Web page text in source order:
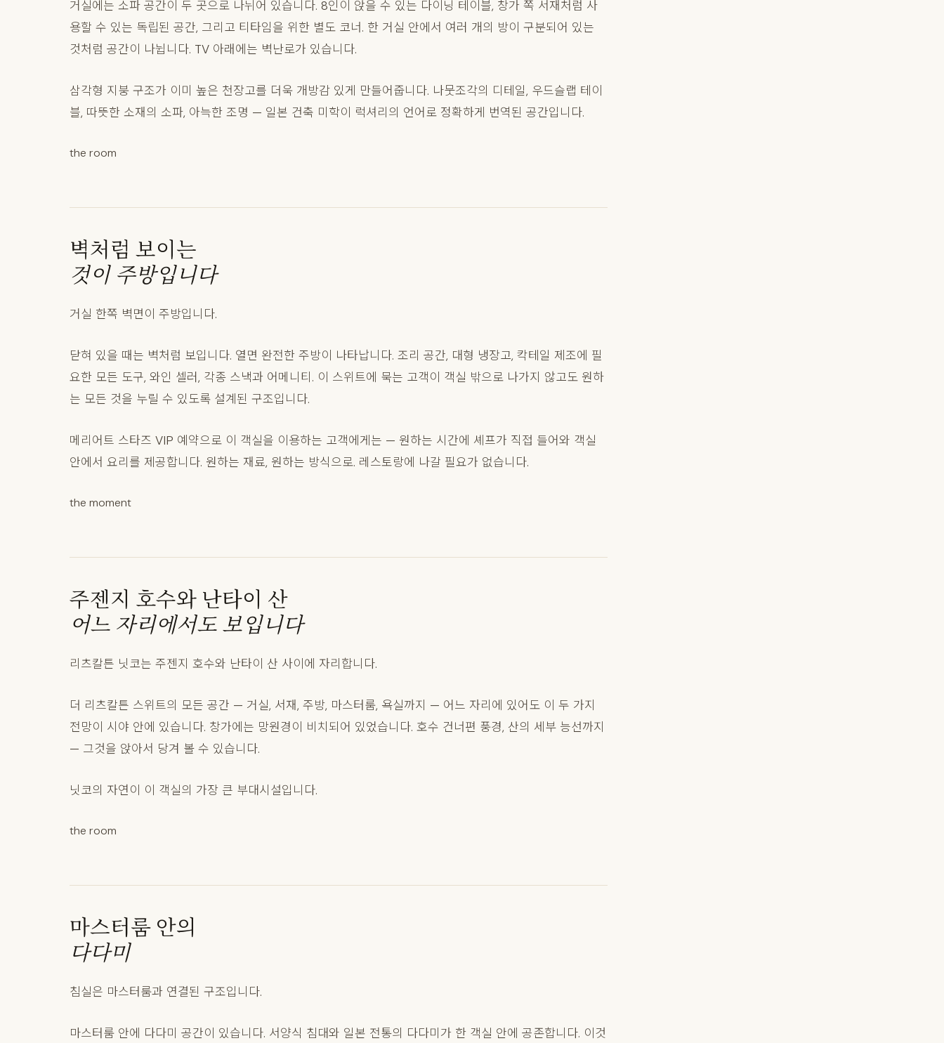
거실에는 소파 공간이 두 곳으로 나뉘어 있습니다. 8인이 앉을 수 있는 다이닝 테이블, 창가 쪽 서재처럼 사
용할 수 있는 독립된 공간, 그리고 티타임을 위한 별도 코너. 한 거실 안에서 여러 개의 방이 구분되어 있는
것처럼 공간이 나뉩니다. TV 아래에는 벽난로가 있습니다.
삼각형 지붕 구조가 이미 높은 천장고를 더욱 개방감 있게 만들어줍니다. 나뭇조각의 디테일, 우드슬랩 테이
블, 따뜻한 소재의 소파, 아늑한 조명 — 일본 건축 미학이 럭셔리의 언어로 정확하게 번역된 공간입니다.
the room
벽처럼 보이는
것이 주방입니다
거실 한쪽 벽면이 주방입니다.
닫혀 있을 때는 벽처럼 보입니다. 열면 완전한 주방이 나타납니다. 조리 공간, 대형 냉장고, 칵테일 제조에 필
요한 모든 도구, 와인 셀러, 각종 스낵과 어메니티. 이 스위트에 묵는 고객이 객실 밖으로 나가지 않고도 원하
는 모든 것을 누릴 수 있도록 설계된 구조입니다.
메리어트 스타즈 VIP 예약으로 이 객실을 이용하는 고객에게는 — 원하는 시간에 셰프가 직접 들어와 객실
안에서 요리를 제공합니다. 원하는 재료, 원하는 방식으로. 레스토랑에 나갈 필요가 없습니다.
the moment
주젠지 호수와 난타이 산
어느 자리에서도 보입니다
리츠칼튼 닛코는 주젠지 호수와 난타이 산 사이에 자리합니다.
더 리츠칼튼 스위트의 모든 공간 — 거실, 서재, 주방, 마스터룸, 욕실까지 — 어느 자리에 있어도 이 두 가지
전망이 시야 안에 있습니다. 창가에는 망원경이 비치되어 있었습니다. 호수 건너편 풍경, 산의 세부 능선까지
— 그것을 앉아서 당겨 볼 수 있습니다.
닛코의 자연이 이 객실의 가장 큰 부대시설입니다.
the room
마스터룸 안의
다다미
침실은 마스터룸과 연결된 구조입니다.
마스터룸 안에 다다미 공간이 있습니다. 서양식 침대와 일본 전통의 다다미가 한 객실 안에 공존합니다. 이것